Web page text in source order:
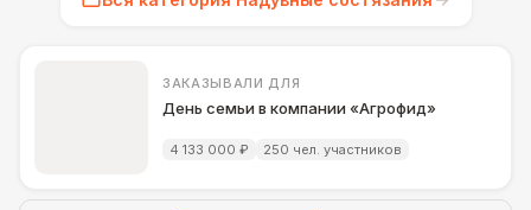
ЗАКАЗЫВАЛИ ДЛЯ
День семьи в компании «Агрофид»
4 133 000 ₽ 250 чел. участников